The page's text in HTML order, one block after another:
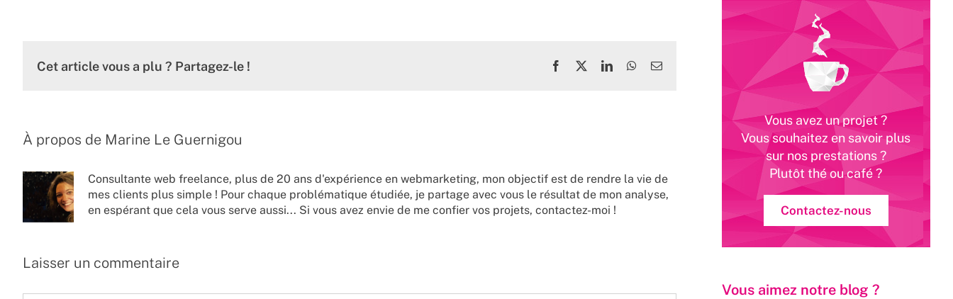
Cet article vous a plu ? Partagez-le ! Facebook
X LinkedInWhatsApp
Email
À propos de Marine Le Guernigou
Consultante web freelance, plus de 20 ans d'expérience en webmarketing, mon objectif est de rendre la vie de
mes clients plus simple ! Pour chaque problématique étudiée, je partage avec vous le résultat de mon analyse,
en espérant que cela vous serve aussi... Si vous avez envie de me confier vos projets, contactez-moi !
Laisser un commentaire
Vous avez un projet ?
Vous souhaitez en savoir plus
sur nos prestations ?
Plutôt thé ou café ?
Contactez-nous
Vous aimez notre blog ?